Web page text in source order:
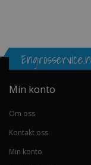
Min konto
Om oss
Kontakt oss
Min konto